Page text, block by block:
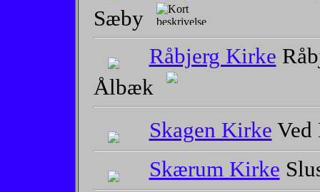
Sæby
Råbjerg Kirke
Ålbæk
Skagen Kirke
Skærum Kirke